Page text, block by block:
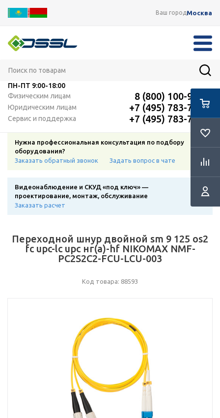
Ваш городМосква
ПН-ПТ 9:00-18:00
Физическим лицам
8 (800) 100-91-12
Юридическим лицам +7 (495) 783-72-87
Сервис и поддержка +7 (495) 783-72-87
Нужна профессиональная консультация по подбору
оборудования?
Заказать обратный звонок
Задать вопрос в чате
Видеонаблюдение и СКУД «под ключ» —
проектирование, монтаж, обслуживание
Заказать расчет
Переходной шнур двойной sm 9 125 os2
fc upc-lc upc нг(а)-hf NIKOMAX NMF-
PC2S2C2-FCU-LCU-003
Код товара: 88593